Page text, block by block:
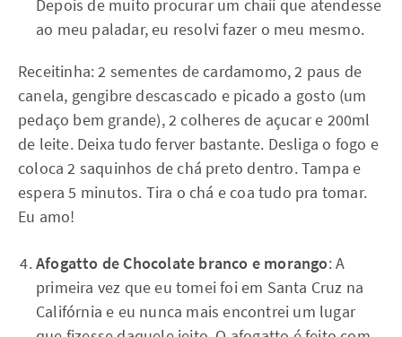
Depois de muito procurar um chaii que atendesse
ao meu paladar, eu resolvi fazer o meu mesmo.
Receitinha: 2 sementes de cardamomo, 2 paus de
canela, gengibre descascado e picado a gosto (um
pedaço bem grande), 2 colheres de açucar e 200ml
de leite. Deixa tudo ferver bastante. Desliga o fogo e
coloca 2 saquinhos de chá preto dentro. Tampa e
espera 5 minutos. Tira o chá e coa tudo pra tomar.
Eu amo!
Afogatto de Chocolate branco e morango: A
primeira vez que eu tomei foi em Santa Cruz na
Califórnia e eu nunca mais encontrei um lugar